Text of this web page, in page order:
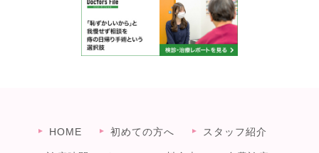
HOME 初めての方へ スタッフ紹介